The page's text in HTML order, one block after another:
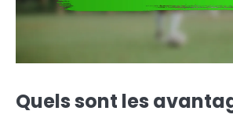
Quels sont les